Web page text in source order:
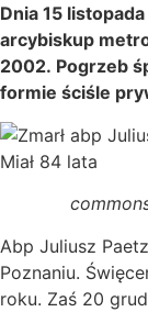
Dnia 15
arcybiskup
2002. Pogrzeb
formie ściśle
Abp Juliusz
Poznaniu.
roku. Zaś 20